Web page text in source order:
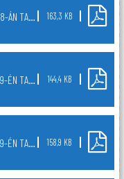
KÉPVISELŐ-TESTÜLETI DÖNTÉSEK A 2025.05.08-ÁN TARTOTT NYÍLT TESTÜLETI ÜLÉSRŐL 163,3 KB
KÉPVISELŐ-TESTÜLETI DÖNTÉSEK A 2025.04.29-ÉN TARTOTT RENDKÍVÜLI NYÍLT TESTÜLETI ÜLÉSRŐL 144,4 KB
KÉPVISELŐ-TESTÜLETI DÖNTÉSEK A 2025.04.29-ÉN TARTOTT NYÍLT TESTÜLETI ÜLÉSRŐL 158,9 KB